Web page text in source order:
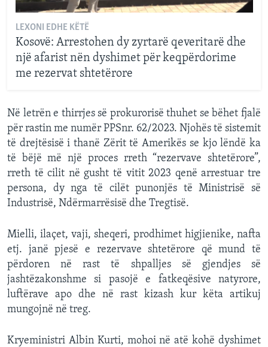
LEXONI EDHE KËTË
Kosovë: Arrestohen dy zyrtarë qeveritarë dhe
një afarist nën dyshimet për keqpërdorime
me rezervat shtetërore
Në letrën e thirrjes së prokurorisë thuhet se bëhet fjalë
për rastin me numër PPSnr. 62/2023. Njohës të sistemit
të drejtësisë i thanë Zërit të Amerikës se kjo lëndë ka
të bëjë më një proces rreth “rezervave shtetërore”,
rreth të cilit në gusht të vitit 2023 qenë arrestuar tre
persona, dy nga të cilët punonjës të Ministrisë së
Industrisë, Ndërmarrësisë dhe Tregtisë.
Mielli, ilaçet, vaji, sheqeri, prodhimet higjienike, nafta
etj. janë pjesë e rezervave shtetërore që mund të
përdoren në rast të shpalljes së gjendjes së
jashtëzakonshme si pasojë e fatkeqësive natyrore,
luftërave apo dhe në rast kizash kur këta artikuj
mungojnë në treg.
Kryeministri Albin Kurti, mohoi në atë kohë dyshimet